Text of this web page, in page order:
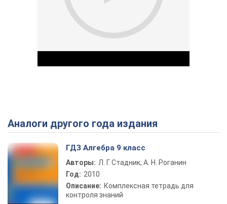
Play Video
Аналоги другого года издания
ГДЗ Алгебра 9 класс
Авторы: Л. Г. Стадник, А. Н. Роганин
Год: 2010
Описание: Комплексная тетрадь для
контроля знаний